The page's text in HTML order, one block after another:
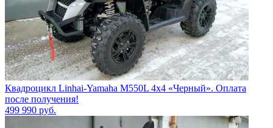
Квадроцикл Linhai-Yamaha M550L 4x4 «Черный». Оплата
после получения!
499 990 руб.